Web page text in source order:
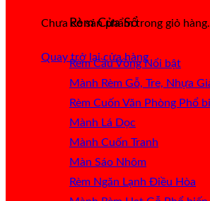
Chưa có sản phẩm trong giỏ hàng.
Quay trở lại cửa hàng
Rèm Cửa Sổ
Rèm Cầu Vồng
Mành Rèm Gỗ, Tre, Nhựa
Rèm Cuốn Văn Phòng
Mành Lá Dọc
Mành Cuốn Tranh
Màn Sáo Nhôm
Rèm Ngăn Lạnh Điều Hòa